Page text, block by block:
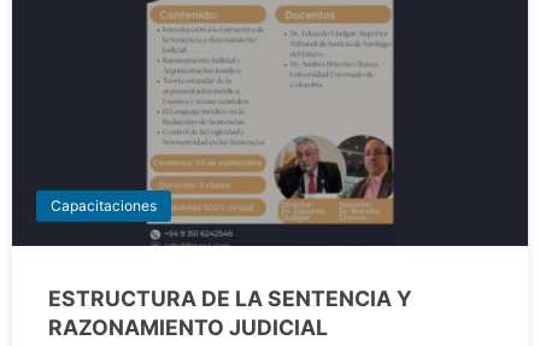
Capacitaciones
ESTRUCTURA DE LA SENTENCIA Y
RAZONAMIENTO JUDICIAL